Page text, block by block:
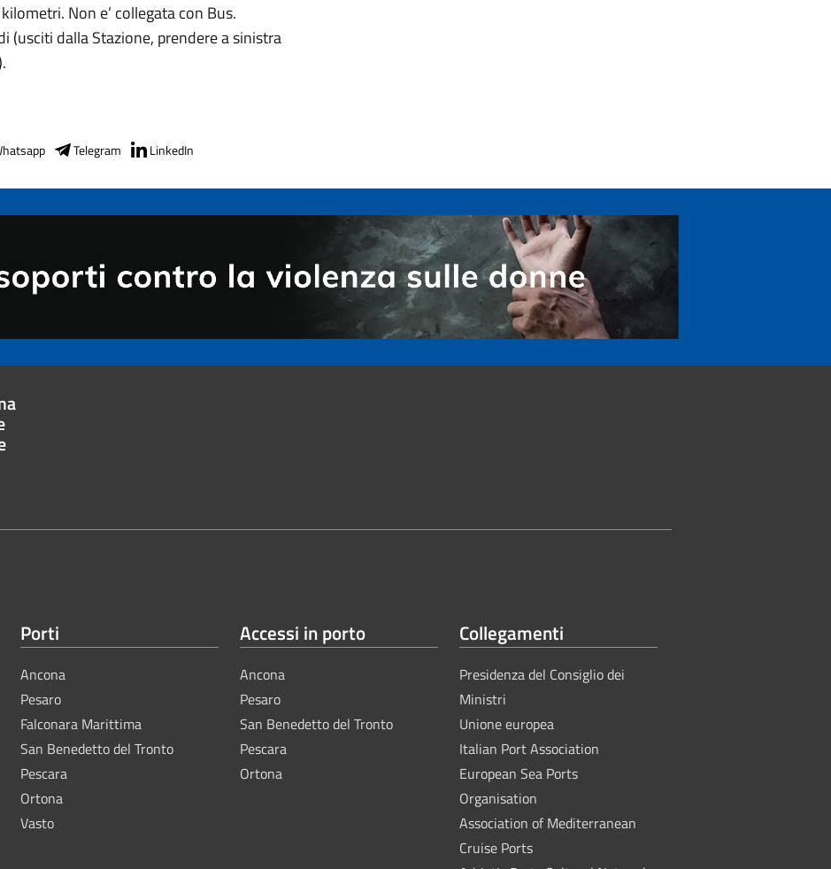
Non e’ collegata con Bus.
(usciti dalla Stazione, prendere a sinistra
Telegram LinkedIn
Porti
Ancona
Pesaro
Falconara Marittima
San Benedetto del Tronto
Pescara
Ortona
Vasto
Accessi in porto
Ancona
Pesaro
San Benedetto del Tronto
Pescara
Ortona
Collegamenti
Presidenza del Consiglio dei
Ministri
Unione europea
Italian Port Association
European Sea Ports
Organisation
Association of Mediterranean
Cruise Ports